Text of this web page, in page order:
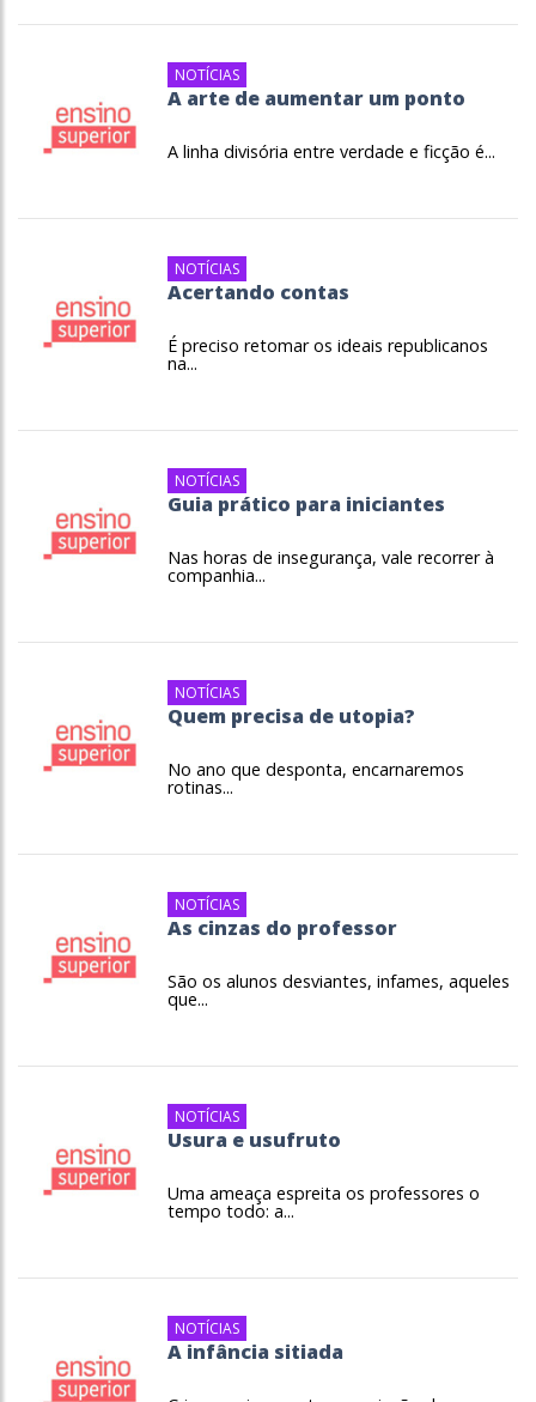
NOTÍCIAS
A arte de aumentar um ponto
A linha divisória entre verdade e ficção é...
NOTÍCIAS
Acertando contas
É preciso retomar os ideais republicanos
na...
NOTÍCIAS
Guia prático para iniciantes
Nas horas de insegurança, vale recorrer à
companhia...
NOTÍCIAS
Quem precisa de utopia?
No ano que desponta, encarnaremos
rotinas...
NOTÍCIAS
As cinzas do professor
São os alunos desviantes, infames, aqueles
que...
NOTÍCIAS
Usura e usufruto
Uma ameaça espreita os professores o
tempo todo: a...
NOTÍCIAS
A infância sitiada